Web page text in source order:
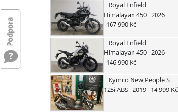
Royal Enfield
Himalayan 450 2026
167 990 Kč
Royal Enfield
Himalayan 450 2026
146 990 Kč
Kymco New People S
125i ABS 2019 14 999 Kč